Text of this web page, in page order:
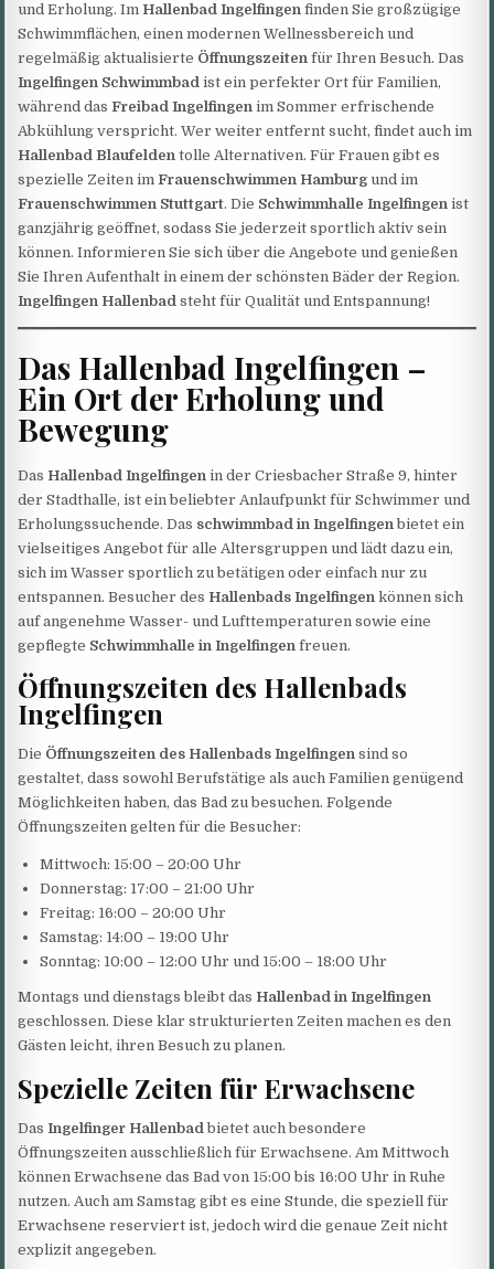
und Erholung. Im Hallenbad Ingelfingen finden Sie großzügige
Schwimmflächen, einen modernen Wellnessbereich und
regelmäßig aktualisierte Öffnungszeiten für Ihren Besuch. Das
Ingelfingen Schwimmbad ist ein perfekter Ort für Familien,
während dasFreibad Ingelfingen im Sommer erfrischende
Abkühlung verspricht. Wer weiter entfernt sucht, findet auch im
Hallenbad Blaufelden tolle Alternativen. Für Frauen gibt es
spezielle Zeiten imFrauenschwimmen Hamburg und im
Frauenschwimmen Stuttgart. Die Schwimmhalle Ingelfingen ist
ganzjährig geöffnet, sodass Sie jederzeit sportlich aktiv sein
können. Informieren Sie sich über die Angebote und genießen
Sie Ihren Aufenthalt in einem der schönsten Bäder der Region.
Ingelfingen Hallenbad steht für Qualität und Entspannung!
Das Hallenbad Ingelfingen –
Ein Ort der Erholung und
Bewegung
Das Hallenbad Ingelfingen in der Criesbacher Straße 9, hinter
der Stadthalle, ist ein beliebter Anlaufpunkt für Schwimmer und
Erholungssuchende. Das schwimmbad in Ingelfingen bietet ein
vielseitiges Angebot für alle Altersgruppen und lädt dazu ein,
sich im Wasser sportlich zu betätigen oder einfach nur zu
entspannen. Besucher des Hallenbads Ingelfingen können sich
auf angenehme Wasser- und Lufttemperaturen sowie eine
gepflegte Schwimmhalle in Ingelfingen freuen.
Öffnungszeiten des Hallenbads
Ingelfingen
Die Öffnungszeiten des Hallenbads Ingelfingen sind so
gestaltet, dass sowohl Berufstätige als auch Familien genügend
Möglichkeiten haben, das Bad zu besuchen. Folgende
Öffnungszeiten gelten für die Besucher:
Mittwoch: 15:00 – 20:00 Uhr
Donnerstag: 17:00 – 21:00 Uhr
Freitag: 16:00 – 20:00 Uhr
Samstag: 14:00 – 19:00 Uhr
Sonntag: 10:00 – 12:00 Uhr und 15:00 – 18:00 Uhr
Montags und dienstags bleibt das Hallenbad in Ingelfingen
geschlossen. Diese klar strukturierten Zeiten machen es den
Gästen leicht, ihren Besuch zu planen.
Spezielle Zeiten für Erwachsene
DasIngelfinger Hallenbadbietet auch besondere
Öffnungszeiten ausschließlich für Erwachsene. Am Mittwoch
können Erwachsene das Bad von 15:00 bis 16:00 Uhr in Ruhe
nutzen. Auch am Samstag gibt es eine Stunde, die speziell für
Erwachsene reserviert ist, jedoch wird die genaue Zeit nicht
explizit angegeben.